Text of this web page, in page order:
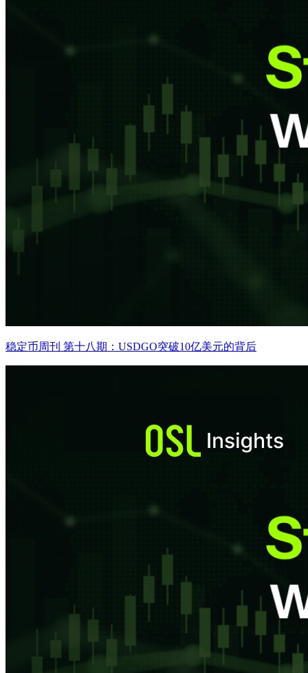
稳定币周刊 第十八期：USDGO突破10亿美元的背后